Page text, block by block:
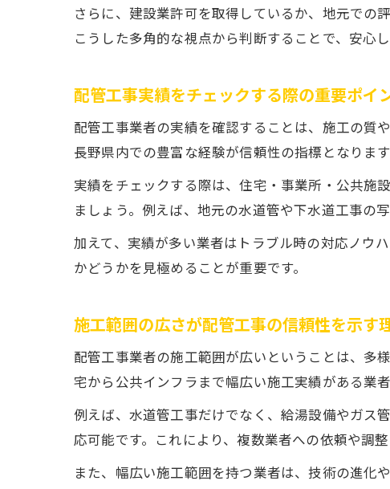
さらに、建設業許可を取得しているか、地元での
こうした多角的な視点から判断することで、安心
配管工事実績をチェックする際の重要ポイ
配管工事業者の実績を確認することは、施工の質
長野県内での豊富な経験が信頼性の指標となります
実績をチェックする際は、住宅・事業所・公共施
ましょう。例えば、地元の水道管や下水道工事の
加えて、実績が多い業者はトラブル時の対応ノウ
かどうかを見極めることが重要です。
施工範囲の広さが配管工事の信頼性を示す
配管工事業者の施工範囲が広いということは、多
宅から公共インフラまで幅広い施工実績がある業者
例えば、水道管工事だけでなく、給湯設備やガス
応可能です。これにより、複数業者への依頼や調
また、幅広い施工範囲を持つ業者は、技術の進化